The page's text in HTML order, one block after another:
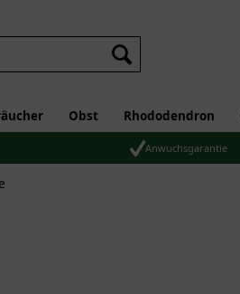
Obst Rhododendron
Anwuchsgarantie